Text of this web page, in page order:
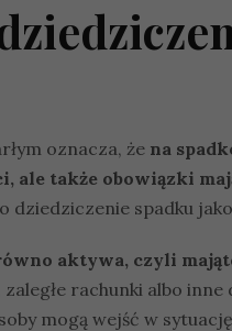
oznacza, że na
ale także obowiązki
dziedziczenie spadku
aktywa, czyli
zaległe rachunki albo
mogą wejść w